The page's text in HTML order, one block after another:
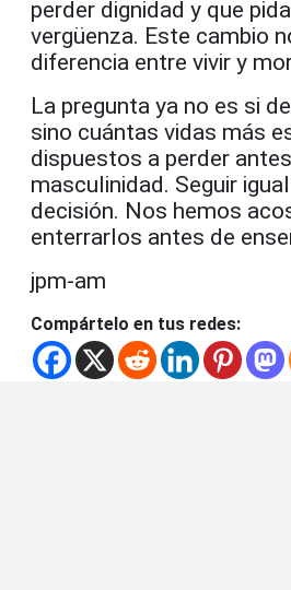
perder dignidad y que
vergüenza. Este cambio
diferencia entre vivir y
La pregunta ya no es si
sino cuántas vidas más
dispuestos a perder
masculinidad. Seguir
decisión. Nos hemos
enterrarlos antes de
jpm-am
Compártelo en tus redes: